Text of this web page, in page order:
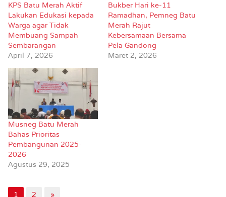
KPS Batu Merah Aktif
Lakukan Edukasi kepada
Warga agar Tidak
Membuang Sampah
Sembarangan
April 7, 2026
Bukber Hari ke-11
Ramadhan, Pemneg Batu
Merah Rajut
Kebersamaan Bersama
Pela Gandong
Maret 2, 2026
Musneg Batu Merah
Bahas Prioritas
Pembangunan 2025-
2026
Agustus 29, 2025
1 2 »